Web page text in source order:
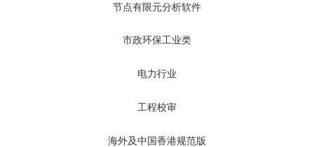
节点有限元分析软件
市政环保工业类
电力行业
工程校审
海外及中国香港规范版